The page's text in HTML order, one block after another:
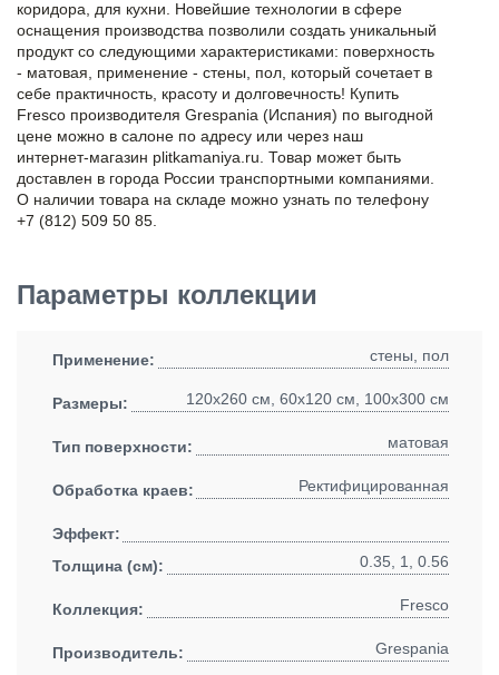
коридора, для кухни. Новейшие технологии в сфере
оснащения производства позволили создать уникальный
продукт со следующими характеристиками: поверхность
- матовая, применение - стены, пол, который сочетает в
себе практичность, красоту и долговечность! Купить
Fresco производителя Grespania (Испания) по выгодной
цене можно в салоне по адресу или через наш
интернет-магазин plitkamaniya.ru. Товар может быть
доставлен в города России транспортными компаниями.
О наличии товара на складе можно узнать по телефону
+7 (812) 509 50 85.
Параметры коллекции
Применение: стены, пол
Размеры: 120x260 см, 60x120 см, 100x300 см
Тип поверхности: матовая
Обработка краев: Ректифицированная
Эффект:
Толщина (см):
0.35, 1, 0.56
Коллекция: Fresco
Производитель: Grespania